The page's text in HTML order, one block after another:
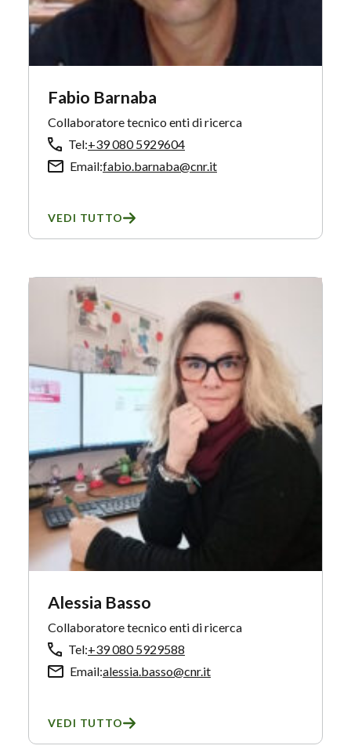
Fabio Barnaba
Collaboratore tecnico enti di ricerca
Tel:+39 080 5929604
Email:fabio.barnaba@cnr.it
VEDI TUTTO
Alessia Basso
Collaboratore tecnico enti di ricerca
Tel:+39 080 5929588
Email:alessia.basso@cnr.it
VEDI TUTTO